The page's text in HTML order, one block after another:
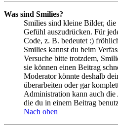
Was sind Smilies?
Smilies sind kleine Bilder,
Gefühl auszudrücken. Für
Code, z. B. bedeutet :)
Smilies kannst du beim
Versuche bitte trotzdem,
sie können einen Beitrag
Moderator könnte deshalb
überarbeiten oder gar
Administration kann auch die
die du in einem Beitrag
Nach oben